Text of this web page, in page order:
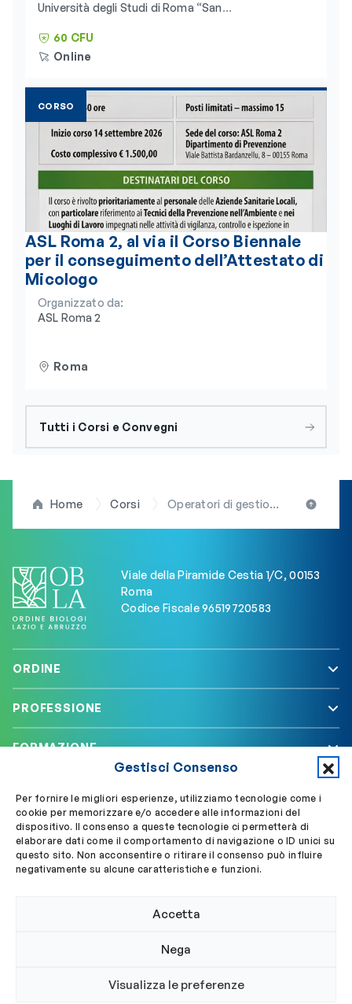
Gestisci Consenso
Per fornire le migliori esperienze, utilizziamo tecnologie come i
cookie per memorizzare e/o accedere alle informazioni del
dispositivo. Il consenso a queste tecnologie ci permetterà di
elaborare dati come il comportamento di navigazione o ID unici su
questo sito. Non acconsentire o ritirare il consenso può influire
negativamente su alcune caratteristiche e funzioni.
Accetta
Nega
Visualizza le preferenze
Università degli Studi di Roma “San
Humanitas
60 CFU
Online
CORSO
ASL Roma 2, al via il Corso Biennale
per il conseguimento dell’Attestato di
Micologo
Organizzato da:
ASL Roma 2
Roma
Tutti i Corsi e Convegni
Home Corsi Operatori di gestione cervo, capriolo e cinghiale: aggiornate le date del primo corso organizzato dall’OBLA con il Parco Regionale Sirente Velino
Viale della Piramide Cestia 1/C, 00153
Roma
Codice Fiscale 96519720583
ORDINE
PROFESSIONE
FORMAZIONE
Segui OBLA su Accedi a My OBLA
Cookie policy